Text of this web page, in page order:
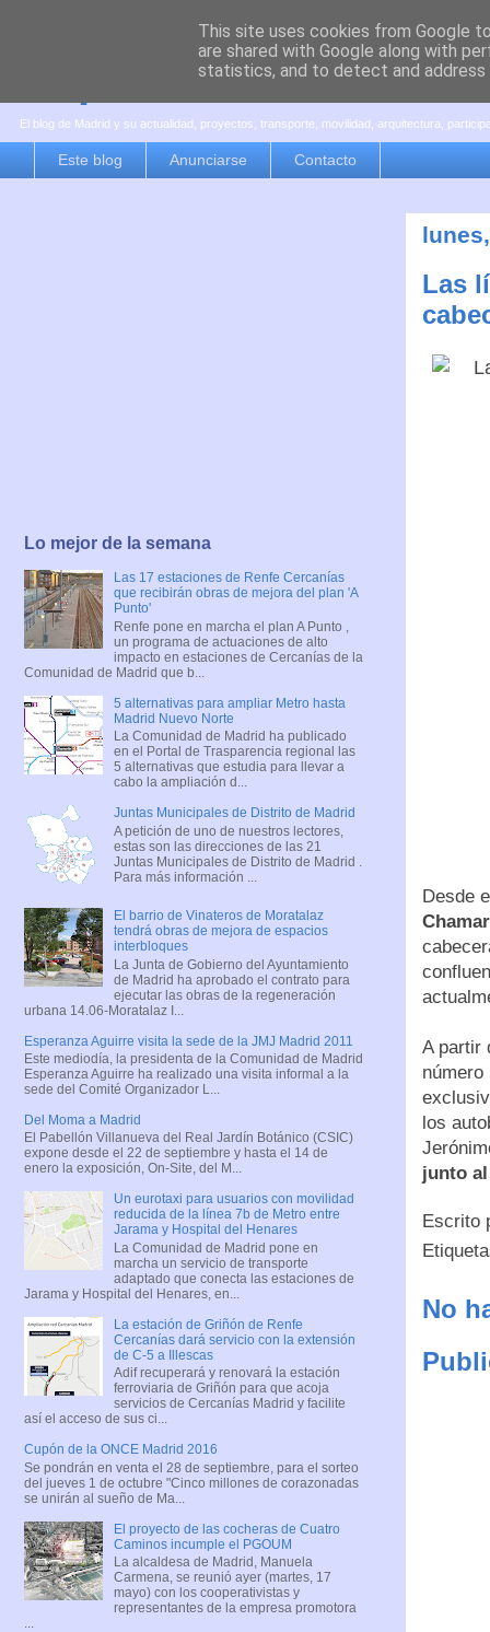
es por madrid
El blog de Madrid y su actualidad, proyectos, transporte, movilidad, arquitectura,
Este blog Anunciarse Contacto
Las
Desde
A partir
los
junto
Escrito
No
Lo mejor de la semana
Las 17 estaciones de Renfe Cercanías
que recibirán obras de mejora del plan 'A
Punto'
Renfe pone en marcha el plan A Punto ,
un programa de actuaciones de alto
impacto en estaciones de Cercanías de la
Comunidad de Madrid que b...
5 alternativas para ampliar Metro hasta
Madrid Nuevo Norte
La Comunidad de Madrid ha publicado
en el Portal de Trasparencia regional las
5 alternativas que estudia para llevar a
cabo la ampliación d...
Juntas Municipales de Distrito de Madrid
A petición de uno de nuestros lectores,
estas son las direcciones de las 21
Juntas Municipales de Distrito de Madrid .
Para más información ...
El barrio de Vinateros de Moratalaz
tendrá obras de mejora de espacios
interbloques
La Junta de Gobierno del Ayuntamiento
de Madrid ha aprobado el contrato para
ejecutar las obras de la regeneración
urbana 14.06-Moratalaz I...
Esperanza Aguirre visita la sede de la JMJ Madrid 2011
Este mediodía, la presidenta de la Comunidad de Madrid
Esperanza Aguirre ha realizado una visita informal a la
sede del Comité Organizador L...
Del Moma a Madrid
El Pabellón Villanueva del Real Jardín Botánico (CSIC)
expone desde el 22 de septiembre y hasta el 14 de
enero la exposición, On-Site, del M...
Un eurotaxi para usuarios con movilidad
reducida de la línea 7b de Metro entre
Jarama y Hospital del Henares
La Comunidad de Madrid pone en
marcha un servicio de transporte
adaptado que conecta las estaciones de
Jarama y Hospital del Henares, en...
La estación de Griñón de Renfe
Cercanías dará servicio con la extensión
de C-5 a Illescas
Adif recuperará y renovará la estación
ferroviaria de Griñón para que acoja
servicios de Cercanías Madrid y facilite
así el acceso de sus ci...
Cupón de la ONCE Madrid 2016
Se pondrán en venta el 28 de septiembre, para el sorteo
del jueves 1 de octubre "Cinco millones de corazonadas
se unirán al sueño de Ma...
El proyecto de las cocheras de Cuatro
Caminos incumple el PGOUM
La alcaldesa de Madrid, Manuela
Carmena, se reunió ayer (martes, 17
mayo) con los cooperativistas y
representantes de la empresa promotora
...
This site uses cookies from Google
are shared with Google along with
statistics, and to detect and address